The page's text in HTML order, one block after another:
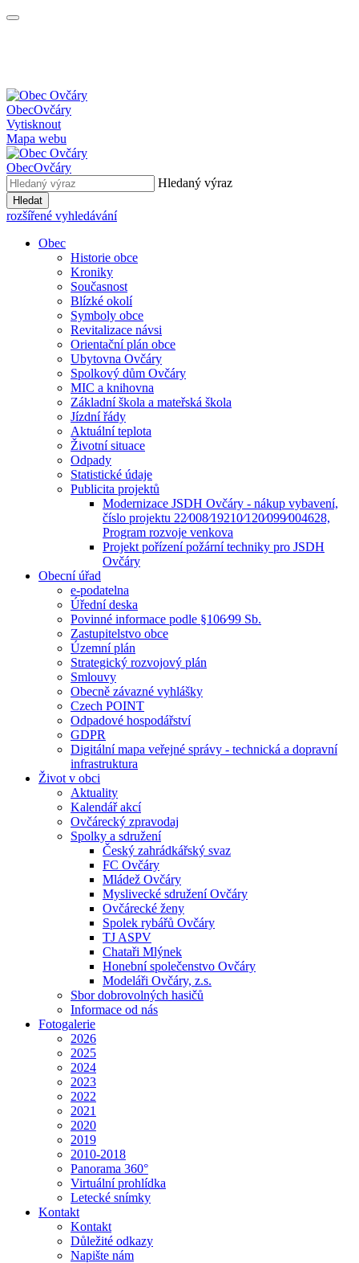
ObecOvčáry
Vytisknout
Mapa webu
ObecOvčáry
Hledaný výraz
Hledat
rozšířené vyhledávání
Obec
Historie obce
Kroniky
Současnost
Blízké okolí
Symboly obce
Revitalizace návsi
Orientační plán obce
Ubytovna Ovčáry
Spolkový dům Ovčáry
MIC a knihovna
Základní škola a mateřská škola
Jízdní řády
Aktuální teplota
Životní situace
Odpady
Statistické údaje
Publicita projektů
Modernizace JSDH Ovčáry - nákup vybavení,
číslo projektu 22⁄008⁄19210⁄120⁄099⁄004628,
Program rozvoje venkova
Projekt pořízení požární techniky pro JSDH
Ovčáry
Obecní úřad
e-podatelna
Úřední deska
Povinné informace podle §106⁄99 Sb.
Zastupitelstvo obce
Územní plán
Strategický rozvojový plán
Smlouvy
Obecně závazné vyhlášky
Czech POINT
Odpadové hospodářství
GDPR
Digitální mapa veřejné správy - technická a dopravní
infrastruktura
Život v obci
Aktuality
Kalendář akcí
Ovčárecký zpravodaj
Spolky a sdružení
Český zahrádkářský svaz
FC Ovčáry
Mládež Ovčáry
Myslivecké sdružení Ovčáry
Ovčárecké ženy
Spolek rybářů Ovčáry
TJ ASPV
Chataři Mlýnek
Honební společenstvo Ovčáry
Modeláři Ovčáry, z.s.
Sbor dobrovolných hasičů
Informace od nás
Fotogalerie
2026
2025
2024
2023
2022
2021
2020
2019
2010-2018
Panorama 360°
Virtuální prohlídka
Letecké snímky
Kontakt
Kontakt
Důležité odkazy
Napište nám